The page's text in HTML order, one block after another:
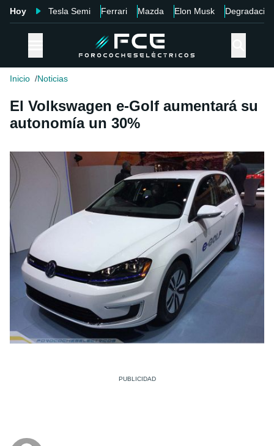
Hoy Tesla Semi Ferrari Mazda Elon Musk Degradación
Inicio Noticias
El Volkswagen e-Golf aumentará su
autonomía un 30%